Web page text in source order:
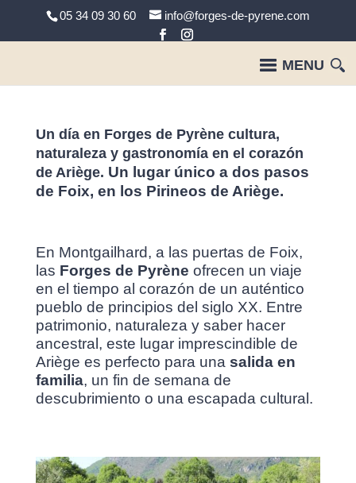
05 34 09 30 60 info@forges-de-pyrene.com
Un día en Forges de Pyrène cultura,
naturaleza y gastronomía en el corazón
de Ariège. Un lugar único a dos pasos
de Foix, en los Pirineos de Ariège.
En Montgailhard, a las puertas de Foix,
las Forges de Pyrène ofrecen un viaje
en el tiempo al corazón de un auténtico
pueblo de principios del siglo XX. Entre
patrimonio, naturaleza y saber hacer
ancestral, este lugar imprescindible de
Ariège es perfecto para una salida en
familia, un fin de semana de
descubrimiento o una escapada cultural.